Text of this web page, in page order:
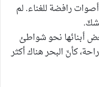
رافضة للغناء. لم
أبنائها نحو شواطئ
كأنّ البحر هناك أكثر